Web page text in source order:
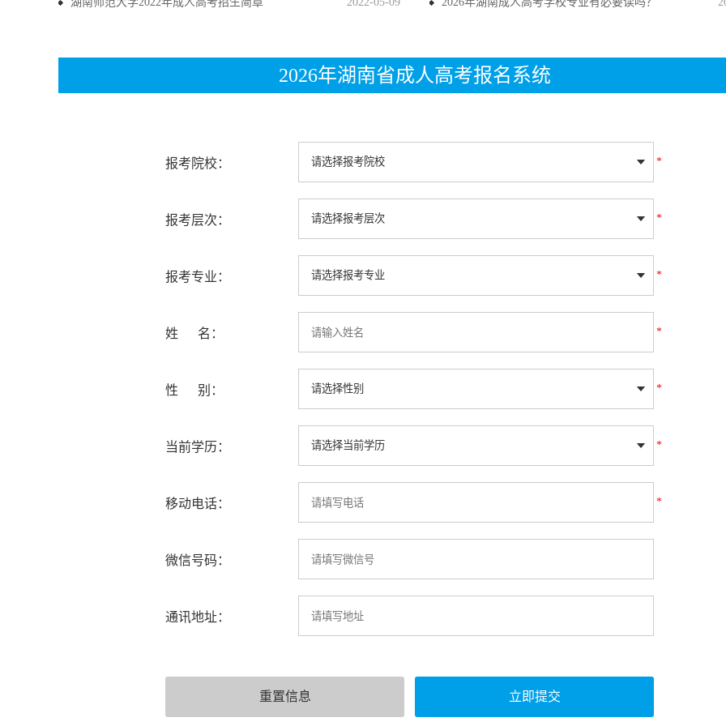
2026年湖南省成人高考报名系统
报考院校： *
报考层次： *
报考专业： *
姓 名： *
性 别： *
当前学历： *
移动电话： *
微信号码：
通讯地址：